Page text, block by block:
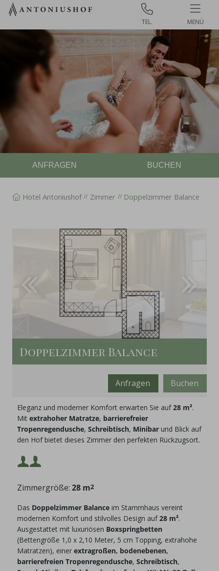
springen
MENÜ
BUCHEN
ANFRAGEN
Hotel Antoniushof Zimmer Doppelzimmer Balance
Mindestbelegung:
Maximalbelegung:
Doppelzimmer Balance
Buchen
Anfragen
Eleganz und moderner Komfort erwarten Sie auf28 m².
Mit extrahoher Matratze, barrierefreier
Tropenregendusche, Schreibtisch, Minibar und Blick auf
den Hof bietet dieses Zimmer den perfekten Rückzugsort.
Mindestbelegung:
Maximalbelegung:
Zimmergröße: 28 m2
Das Doppelzimmer Balance im Stammhaus vereint
modernen Komfort und stilvolles Design auf28 m².
Ausgestattet mit luxuriösen Boxspringbetten
(Bettengröße 1,0 x 2,10 Meter, 5 cm Topping, extrahohe
Matratzen), einer extragroßen, bodenebenen,
barrierefreien Tropenregendusche, Schreibtisch,